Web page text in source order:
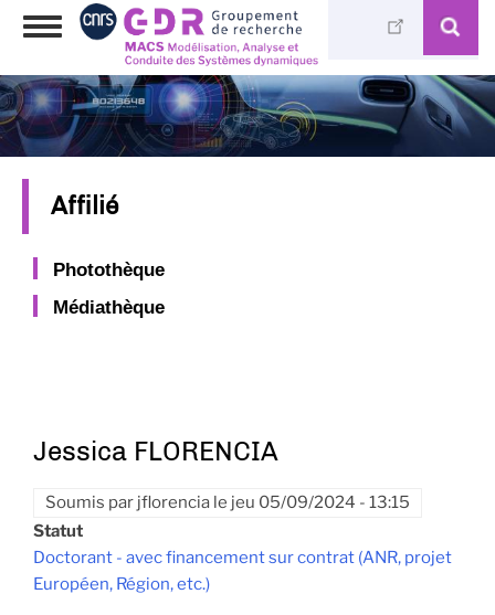
Aller
principal
Toggle
Affilié
Photothèque
Médiathèque
Jessica FLORENCIA
Soumis par jflorencia le jeu 05/09/2024 - 13:15
Statut
Doctorant - avec financement sur contrat (ANR, projet
Européen, Région, etc.)